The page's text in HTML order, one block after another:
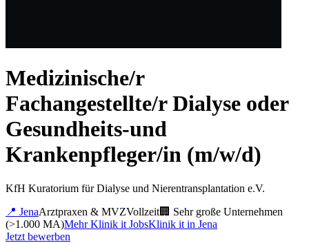
Medizinische/r
Fachangestellte/r Dialyse oder
Gesundheits-und
Krankenpfleger/in (m/w/d)
KfH Kuratorium für Dialyse und Nierentransplantation e.V.
📍 JenaArztpraxen & MVZVollzeit🏢 Sehr große Unternehmen
(>1.000 MA)MehrKlinik it JobsKlinik it in Jena
Jetzt bewerben